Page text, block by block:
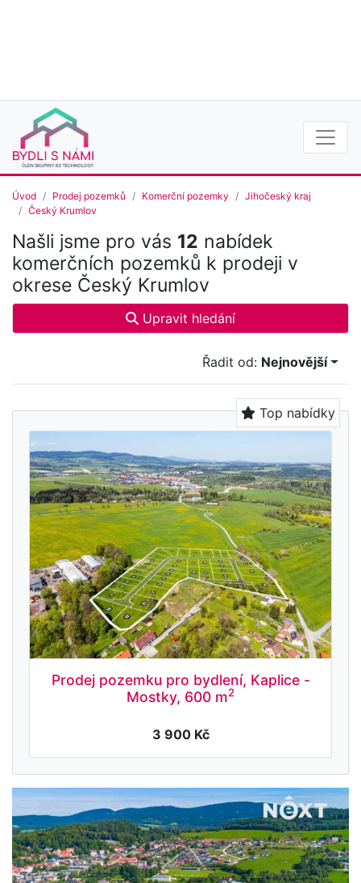
Úvod Prodej pozemků Komerční pozemky
Jihočeský kraj
Český Krumlov
Našli jsme pro vás 12 nabídek
komerčních pozemků k prodeji v
okrese Český Krumlov
Upravit hledání
Řadit od: Nejnovější
Top nabídky
Prodej pozemku pro bydlení, Kaplice -
Mostky, 600 m2
3 900 Kč